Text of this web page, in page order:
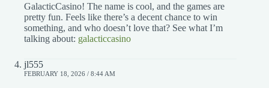
GalacticCasino! The name is cool, and the games are
pretty fun. Feels like there’s a decent chance to win
something, and who doesn’t love that? See what I’m
talking about: galacticcasino
jl555
FEBRUARY 18, 2026 / 8:44 AM